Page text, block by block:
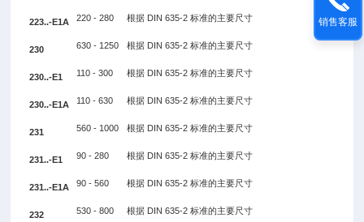
223..-E1A 220 - 280 根据 DIN 635-2 标准的主要尺寸
230 630 - 1250 根据 DIN 635-2 标准的主要尺寸
230..-E1 110 - 300 根据 DIN 635-2 标准的主要尺寸
230..-E1A 110 - 630 根据 DIN 635-2 标准的主要尺寸
231 560 - 1000 根据 DIN 635-2 标准的主要尺寸
231..-E1 90 - 280 根据 DIN 635-2 标准的主要尺寸
231..-E1A 90 - 560 根据 DIN 635-2 标准的主要尺寸
232 530 - 800 根据 DIN 635-2 标准的主要尺寸
销售客服